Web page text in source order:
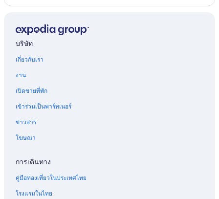
บริษัท
เกี่ยวกับเรา
งาน
เปิดขายที่พัก
เข้าร่วมเป็นพาร์ทเนอร์
ข่าวสาร
โฆษณา
การเดินทาง
คู่มือท่องเที่ยวในประเทศไทย
โรงแรมในไทย